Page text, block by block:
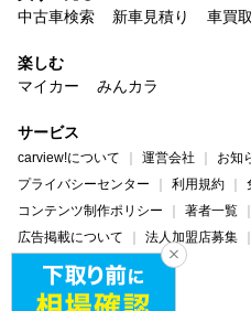
中古車検索
新車見積り 車買取
楽しむ
マイカー
みんカラ
サービス
carview!について 運営会社 お知
プライバシーセンター
利用規約
コンテンツ制作ポリシー
著者一覧
広告掲載について
法人加盟店募集
ヘルプ・お問い合わせ